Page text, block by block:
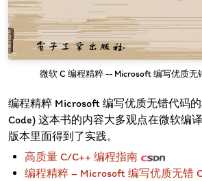
微软 C 编程精粹 -- Microsoft 编写优质无
编程精粹 Microsoft 编写优质无错代码
Code) 这本书的内容大多观点在微软编
版本里面得到了实践。
高质量 C/C++ 编程指南
编程精粹 – Microsoft 编写优质无错